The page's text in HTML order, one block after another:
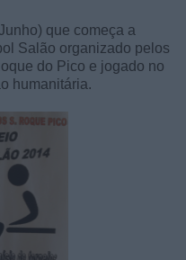
que começa a
Salão organizado pelos
do Pico e jogado no
humanitária.